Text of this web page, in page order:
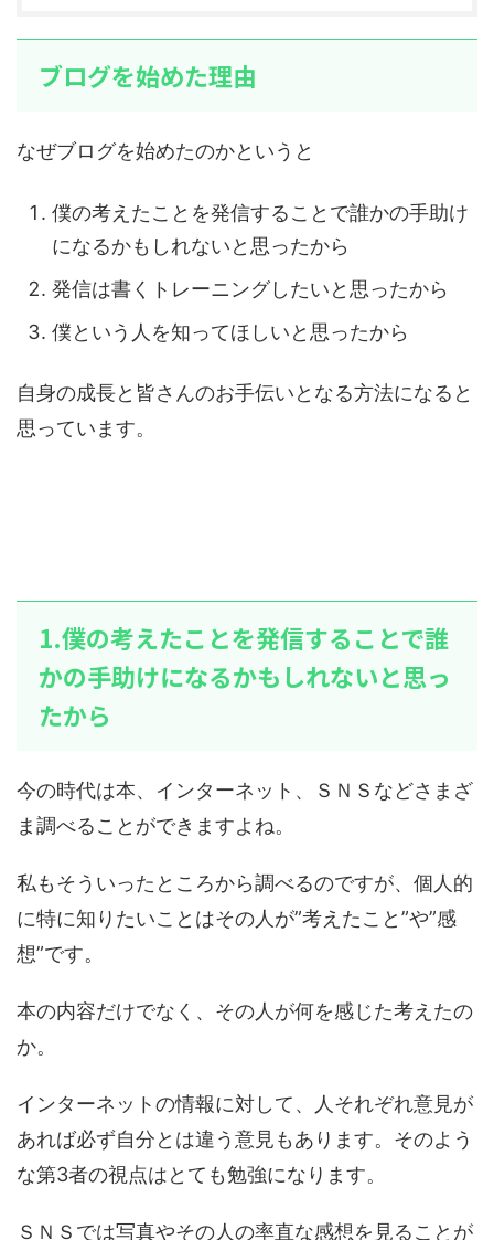
ブログを始めた理由
なぜブログを始めたのかというと
僕の考えたことを発信することで誰かの手助け
になるかもしれないと思ったから
発信は書くトレーニングしたいと思ったから
僕という人を知ってほしいと思ったから
自身の成長と皆さんのお手伝いとなる方法になると
思っています。
1.僕の考えたことを発信することで誰
かの手助けになるかもしれないと思っ
たから
今の時代は本、インターネット、ＳＮＳなどさまざ
ま調べることができますよね。
私もそういったところから調べるのですが、個人的
に特に知りたいことはその人が”考えたこと”や”感
想”です。
本の内容だけでなく、その人が何を感じた考えたの
か。
インターネットの情報に対して、人それぞれ意見が
あれば必ず自分とは違う意見もあります。そのよう
な第3者の視点はとても勉強になります。
ＳＮＳでは写真やその人の率直な感想を見ることが